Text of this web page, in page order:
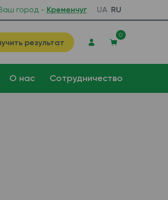
город - Кременчуг UA RU
результат
0
О нас Сотрудничество